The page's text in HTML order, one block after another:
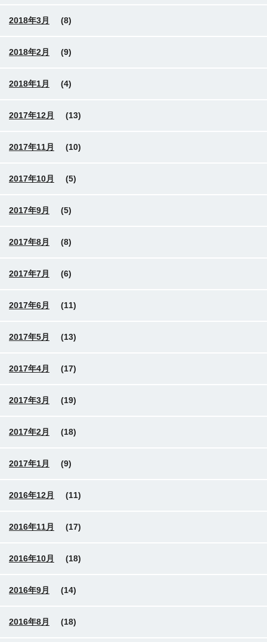
2018年3月 (8)
2018年2月 (9)
2018年1月 (4)
2017年12月 (13)
2017年11月 (10)
2017年10月 (5)
2017年9月 (5)
2017年8月 (8)
2017年7月 (6)
2017年6月 (11)
2017年5月 (13)
2017年4月 (17)
2017年3月 (19)
2017年2月 (18)
2017年1月 (9)
2016年12月 (11)
2016年11月 (17)
2016年10月 (18)
2016年9月 (14)
2016年8月 (18)